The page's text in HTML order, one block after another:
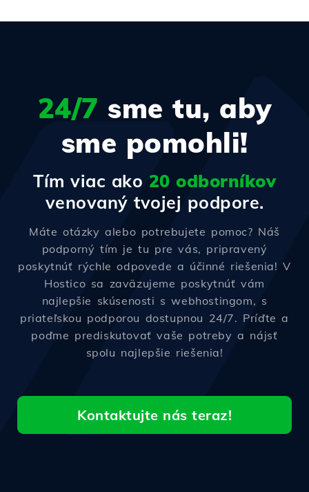
24/7 sme tu, aby
sme pomohli!
Tím viac ako 20 odborníkov
venovaný tvojej podpore.
Máte otázky alebo potrebujete pomoc? Náš
podporný tím je tu pre vás, pripravený
poskytnúť rýchle odpovede a účinné riešenia! V
Hostico sa zaväzujeme poskytnúť vám
najlepšie skúsenosti s webhostingom, s
priateľskou podporou dostupnou 24/7. Príďte a
poďme prediskutovať vaše potreby a nájsť
spolu najlepšie riešenia!
Kontaktujte nás teraz!